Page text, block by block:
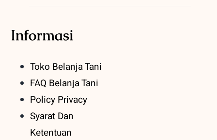
Informasi
Toko Belanja Tani
FAQ Belanja Tani
Policy Privacy
Syarat Dan
Ketentuan